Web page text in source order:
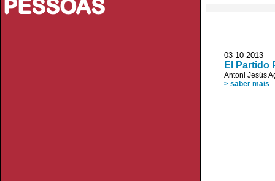
PESSOAS
03-10-2013
El Partido
Antoni Jesús
> saber mais